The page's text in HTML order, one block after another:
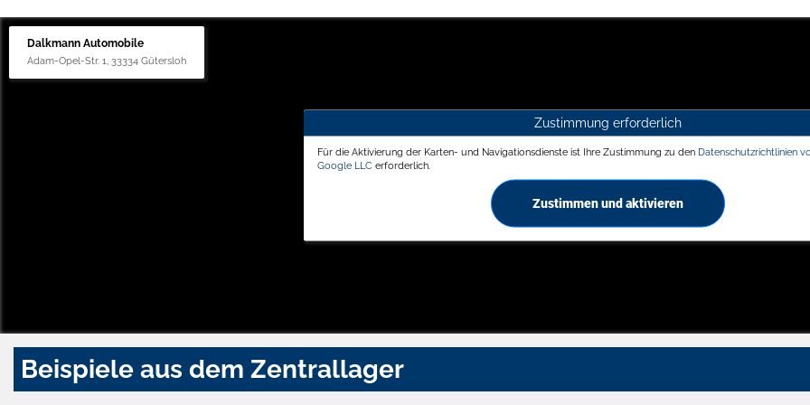
Dalkmann Automobile
Adam-Opel-Str. 1, 33334 Gütersloh
Zustimmung erforderlich
Für die Aktivierung der Karten- und Navigationsdienste ist Ihre Zustimmung zu den Datenschutzrichtlinien
Google LLC erforderlich.
Zustimmen und aktivieren
Beispiele aus dem Zentrallager